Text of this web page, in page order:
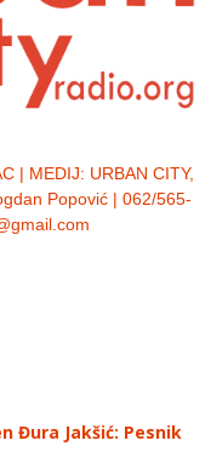
| MEDIJ: URBAN CITY,
Popović | 062/565-
Đura Jakšić: Pesnik